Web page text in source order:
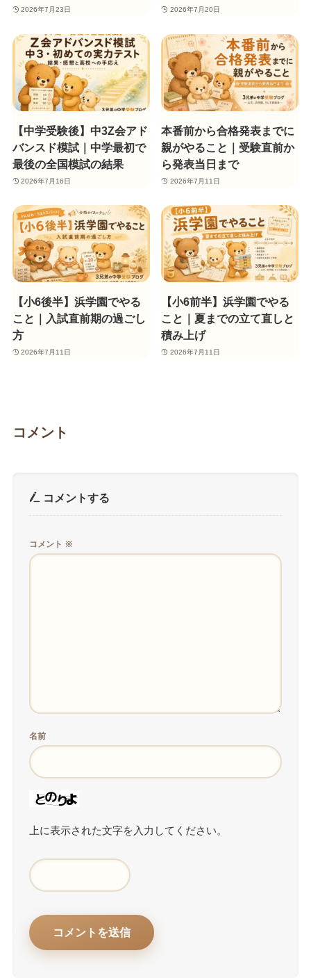
2026年7月23日 2026年7月20日
【中学受験後】中3Z会アド
バンスド模試｜中学最初で
最後の全国模試の結果
2026年7月16日
本番前から合格発表までに
親がやること｜受験直前か
ら発表当日まで
2026年7月11日
【小6後半】浜学園でやる
こと｜入試直前期の過ごし
方
2026年7月11日
【小6前半】浜学園でやる
こと｜夏までの立て直しと
積み上げ
2026年7月11日
コメント
コメントする
コメント ※
名前
上に表示された文字を入力してください。